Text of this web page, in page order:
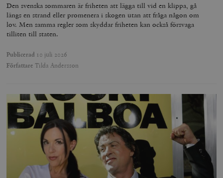
Den svenska sommaren är friheten att lägga till vid en klippa, gå
längs en strand eller promenera i skogen utan att fråga någon om
lov. Men samma regler som skyddar friheten kan också försvaga
tilliten till staten.
Publicerad 10 juli 2026
Författare Tilda Andersson